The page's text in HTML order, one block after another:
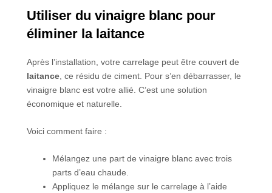
Utiliser du vinaigre blanc pour
éliminer la laitance
Après l’installation, votre carrelage peut être couvert de
laitance , ce résidu de ciment. Pour s’en débarrasser, le
vinaigre blanc est votre allié. C’est une solution
économique et naturelle.
Voici comment faire :
Mélangez une part de vinaigre blanc avec trois
parts d’eau chaude.
Appliquez le mélange sur le carrelage à l’aide